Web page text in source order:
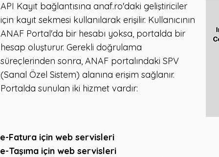
API Kayıt bağlantısına anaf.ro'daki geliştiriciler
için kayıt sekmesi kullanılarak erişilir. Kullanıcının
ANAF Portal'da bir hesabı yoksa, portalda bir
hesap oluşturur. Gerekli doğrulama
süreçlerinden sonra, ANAF portalındaki SPV
(Sanal Özel Sistem) alanına erişim sağlanır.
Portalda sunulan iki hizmet vardır:
e-Fatura için web servisleri
e-Taşıma için web servisleri